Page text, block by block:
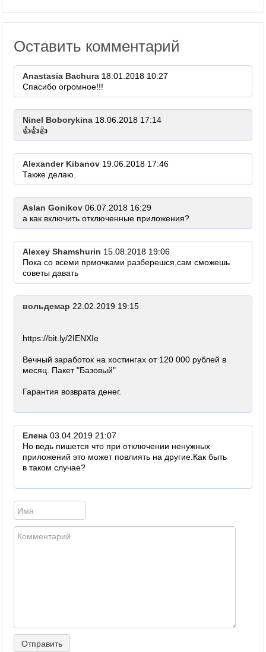
Оставить комментарий
Anastasia Bachura 18.01.2018 10:27
Спасибо огромное!!!
Ninel Boborykina 18.06.2018 17:14
👍👍👍
Alexander Kibanov 19.06.2018 17:46
Также делаю.
Aslan Gonikov 06.07.2018 16:29
а как включить отключенные приложения?
Alexey Shamshurin 15.08.2018 19:06
Пока со всеми прмочками разберешся,сам сможешь
советы давать
вольдемар 22.02.2019 19:15
https://bit.ly/2IENXIe
Вечный заработок на хостингах от 120 000 рублей в
месяц. Пакет "Базовый"
Гарантия возврата денег.
Елена 03.04.2019 21:07
Но ведь пишется что при отключении ненужных
приложений это может повлиять на другие.Как быть
в таком случае?